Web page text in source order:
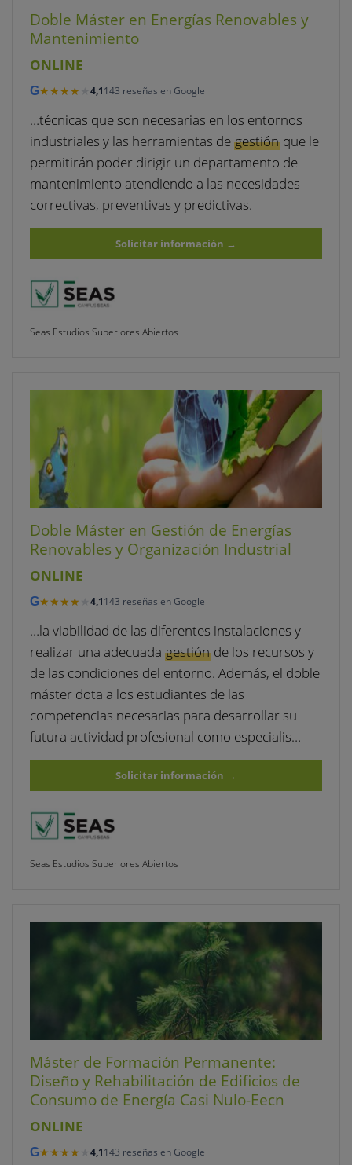
Doble Máster en Energías Renovables y
Mantenimiento
ONLINE
G★★★★★
★★★★★ 4,1143 reseñas en Google
…técnicas que son necesarias en los entornos
industriales y las herramientas de gestiónque le
permitirán poder dirigir un departamento de
mantenimiento atendiendo a las necesidades
correctivas, preventivas y predictivas.
Solicitar información →
Seas Estudios Superiores Abiertos
Doble Máster en Gestión de Energías
Renovables y Organización Industrial
ONLINE
G★★★★★
★★★★★ 4,1143 reseñas en Google
…la viabilidad de las diferentes instalaciones y
realizar una adecuada gestiónde los recursos y
de las condiciones del entorno. Además, el doble
máster dota a los estudiantes de las
competencias necesarias para desarrollar su
futura actividad profesional como especialis…
Solicitar información →
Seas Estudios Superiores Abiertos
Máster de Formación Permanente:
Diseño y Rehabilitación de Edificios de
Consumo de Energía Casi Nulo-Eecn
ONLINE
G★★★★★
★★★★★ 4,1143 reseñas en Google